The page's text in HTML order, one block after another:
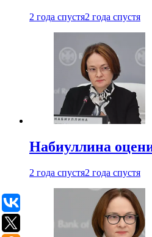
2 года спустя2 года спустя
Набиуллина
2 года спустя2 года спустя